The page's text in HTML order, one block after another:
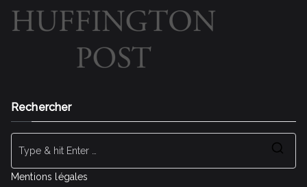
Rechercher
Mentions légales